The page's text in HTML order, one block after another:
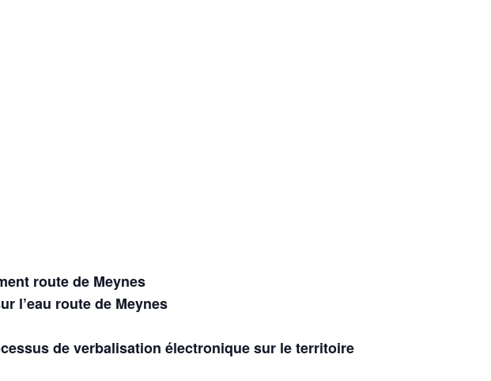
route de Meynes
l’eau route de Meynes
de verbalisation électronique sur le territoire